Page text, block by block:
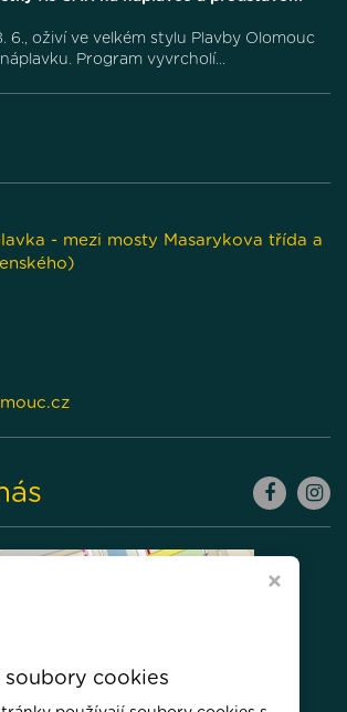
6., oživí ve velkém stylu Plavby Olomouc
Program vyvrcholí...
- mezi mosty Masarykova třída a
soubory cookies